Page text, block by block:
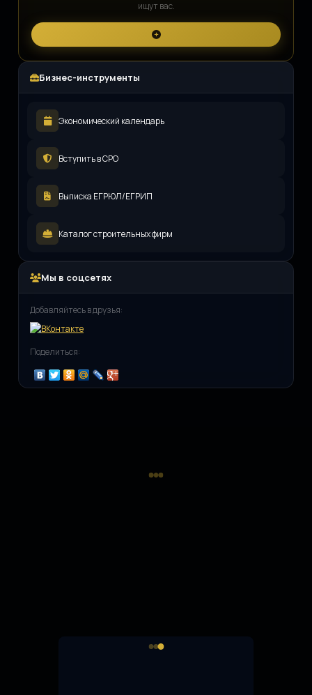
ищут вас.
Бизнес-инструменты
Экономический календарь
Вступить в СРО
Выписка ЕГРЮЛ/ЕГРИП
Каталог строительных фирм
Мы в соцсетях
Добавляйтесь в друзья:
Поделиться: